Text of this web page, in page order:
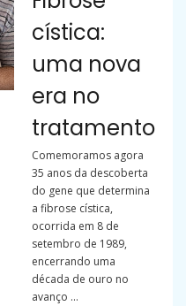
cística:
uma nova
era no
tratamento
Comemoramos agora
35 anos da descoberta
do gene que determina
a fibrose cística,
ocorrida em 8 de
setembro de 1989,
encerrando uma
década de ouro no
avanço ...